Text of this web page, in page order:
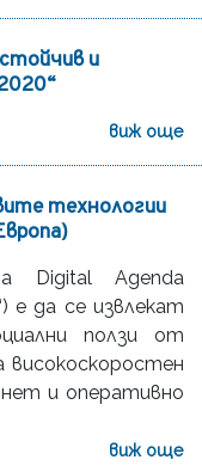
и
виж още
технологии
Digital Agenda
е да се извлекат
ползи от
високоскоростен
и оперативно
виж още